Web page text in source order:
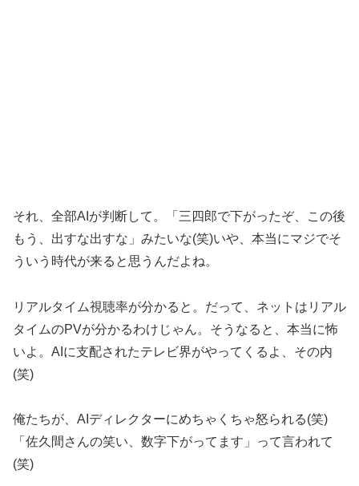
それ、全部AIが判断して。「三四郎で下がったぞ、この後
もう、出すな出すな」みたいな(笑)いや、本当にマジでそ
ういう時代が来ると思うんだよね。
リアルタイム視聴率が分かると。だって、ネットはリアル
タイムのPVが分かるわけじゃん。そうなると、本当に怖
いよ。AIに支配されたテレビ界がやってくるよ、その内
(笑)
俺たちが、AIディレクターにめちゃくちゃ怒られる(笑)
「佐久間さんの笑い、数字下がってます」って言われて
(笑)